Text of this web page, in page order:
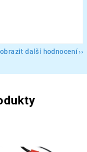
5 hvězdiček.
další hodnocení